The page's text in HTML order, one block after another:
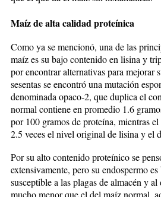
Maíz de alta calidad proteínica
Como ya se mencionó, una de las
maíz es su bajo contenido en lisina y
por encontrar alternativas para mejorar
sesentas se encontró una mutación
denominada opaco-2, que duplica el
normal contiene en promedio 1.6
por 100 gramos de proteína, mientras
2.5 veces el nivel original de lisina y el
Por su alto contenido proteínico se
extensivamente, pero su endospermo
susceptible a las plagas de almacén y
mucho menor que el del maíz normal,